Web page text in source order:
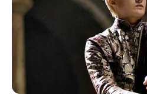
TEMAS RELACIONADOS
SICARIOS
SAN CRISTÓBAL - MEDELLÍN
NOTICIAS ANTIOQUIA